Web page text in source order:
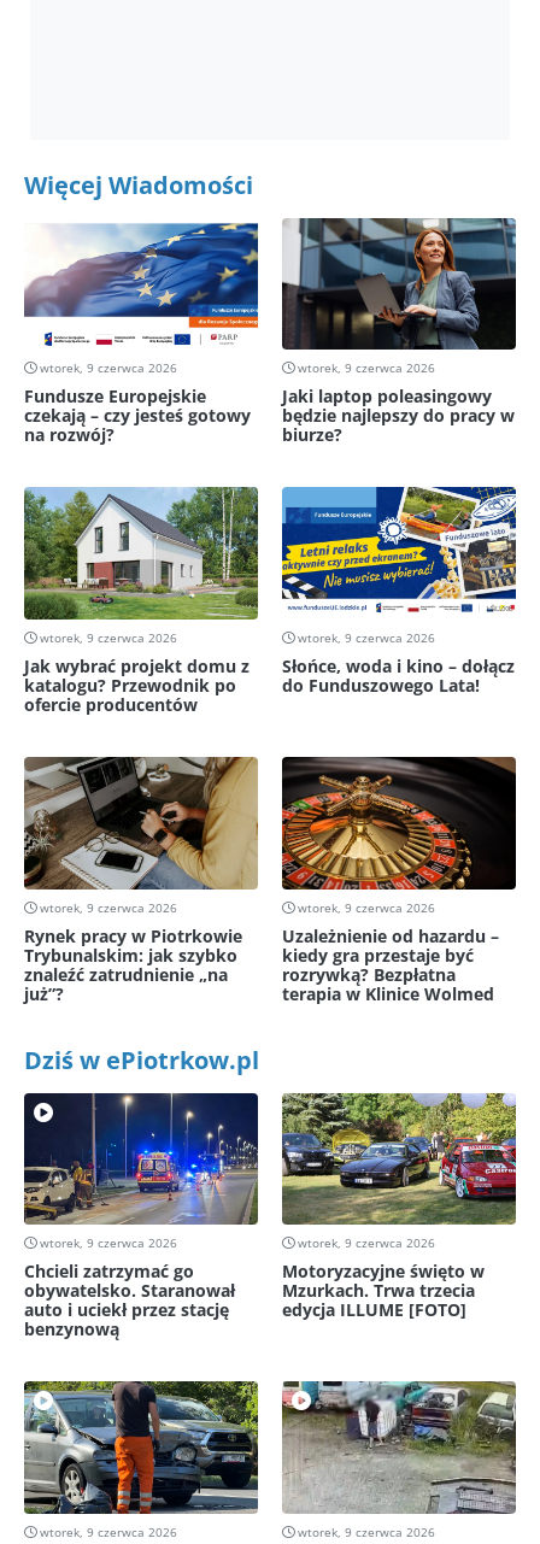
Więcej Wiadomości
wtorek, 9 czerwca 2026
Fundusze Europejskie
czekają – czy jesteś gotowy
na rozwój?
wtorek, 9 czerwca 2026
Jaki laptop poleasingowy
będzie najlepszy do pracy w
biurze?
wtorek, 9 czerwca 2026
Jak wybrać projekt domu z
katalogu? Przewodnik po
ofercie producentów
wtorek, 9 czerwca 2026
Słońce, woda i kino – dołącz
do Funduszowego Lata!
wtorek, 9 czerwca 2026
Rynek pracy w Piotrkowie
Trybunalskim: jak szybko
znaleźć zatrudnienie „na
już”?
wtorek, 9 czerwca 2026
Uzależnienie od hazardu –
kiedy gra przestaje być
rozrywką? Bezpłatna
terapia w Klinice Wolmed
Dziś w ePiotrkow.pl
wtorek, 9 czerwca 2026
Chcieli zatrzymać go
obywatelsko. Staranował
auto i uciekł przez stację
benzynową
wtorek, 9 czerwca 2026
Motoryzacyjne święto w
Mzurkach. Trwa trzecia
edycja ILLUME [FOTO]
wtorek, 9 czerwca 2026 wtorek, 9 czerwca 2026